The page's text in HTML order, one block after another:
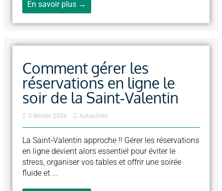
En savoir plus →
Comment gérer les
réservations en ligne le
soir de la Saint‑Valentin
2 février 2026 Actualités
La Saint‑Valentin approche !! Gérer les réservations
en ligne devient alors essentiel pour éviter le
stress, organiser vos tables et offrir une soirée
fluide et ...